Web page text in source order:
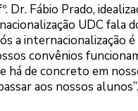
Dr. Fábio Prado,
UDC fala
a internacionalização é
convênios
há de concreto em
aos nossos alunos”.